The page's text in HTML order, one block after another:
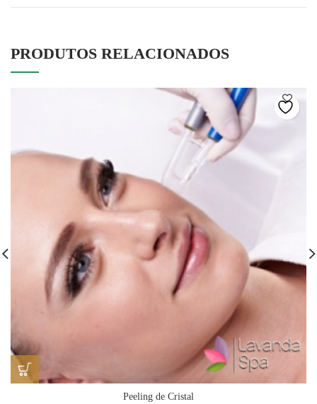
PRODUTOS RELACIONADOS
Peeling de Cristal